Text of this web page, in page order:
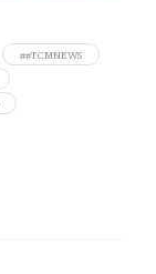
##TCMNEWS